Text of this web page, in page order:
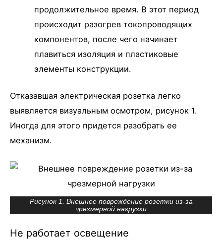
продолжительное время. В этот период
происходит разогрев токопроводящих
компонентов, после чего начинает
плавиться изоляция и пластиковые
элементы конструкции.
Отказавшая электрическая розетка легко
выявляется визуальным осмотром, рисунок 1.
Иногда для этого придется разобрать ее
механизм.
Рисунок 1. Внешнее повреждение розетки из-за
чрезмерной нагрузки
Не работает освещение